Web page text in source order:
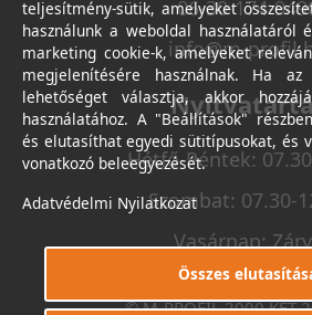
06-30-174-
info@m-
Hétfő-Péntek:
Szombat: 07.30-
Vasárnap:
© M-PROFIL 2000 KFT
teljesítmény-sütik, amelyeket
használunk a weboldal használatáról
marketing cookie-k, amelyeket
megjelenítésére használnak. Ha az
lehetőséget választja, akkor
használatához. A "Beállítások"
és elutasíthat egyedi sütitípusokat, és
vonatkozó beleegyezését.
Adatvédelmi Nyilatkozat
Összes